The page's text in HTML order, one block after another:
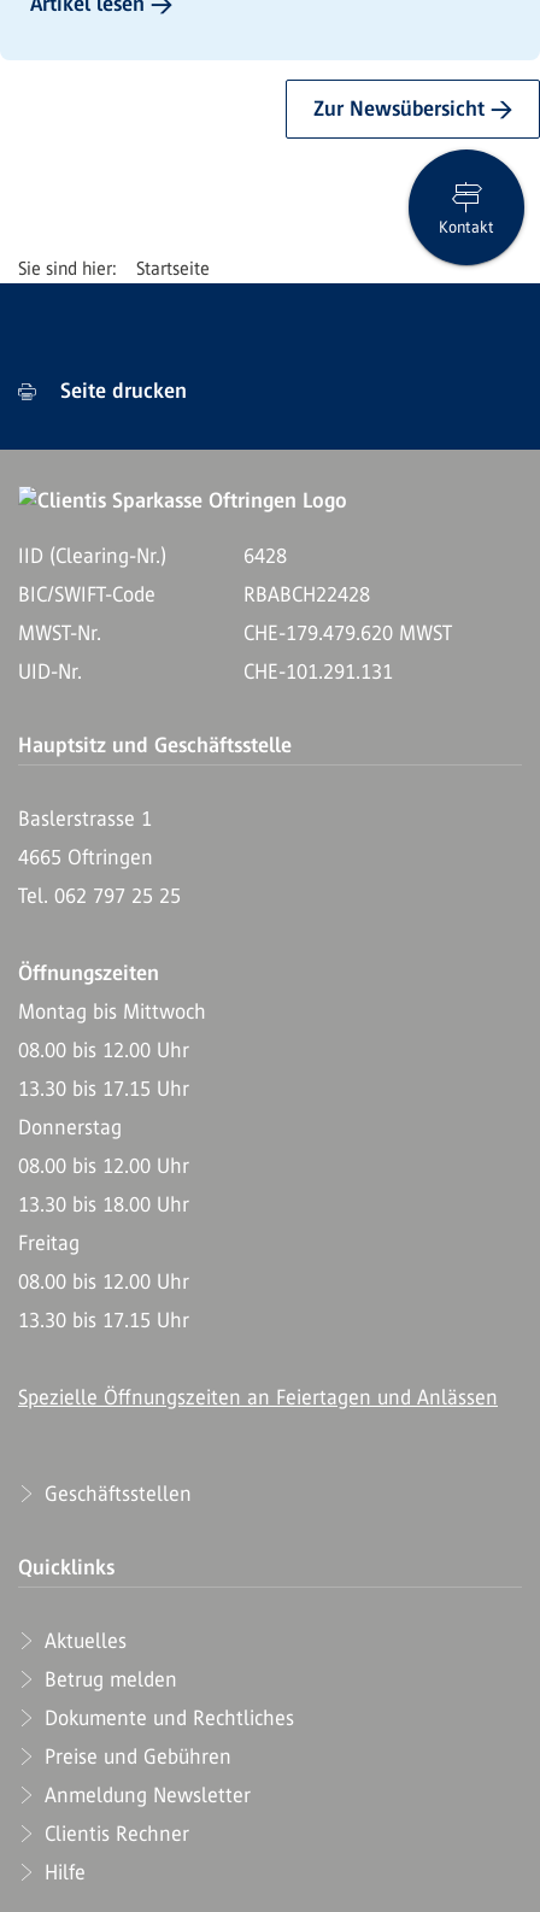
Zur Newsübersicht →
Startseite
Kontakt
Seite drucken
IID (Clearing-Nr.)
6428
BIC/SWIFT-Code
RBABCH22428
MWST-Nr.
CHE-179.479.620 MWST
UID-Nr.
CHE-101.291.131
Hauptsitz und Geschäftsstelle
Baslerstrasse 1
4665 Oftringen
Tel. 062 797 25 25
Öffnungszeiten
Montag bis Mittwoch
08.00 bis 12.00 Uhr
13.30 bis 17.15 Uhr
Donnerstag
08.00 bis 12.00 Uhr
13.30 bis 18.00 Uhr
Freitag
08.00 bis 12.00 Uhr
13.30 bis 17.15 Uhr
Spezielle Öffnungszeiten an Feiertagen und Anlässen
Geschäftsstellen
Quicklinks
Aktuelles
Betrug melden
Dokumente und Rechtliches
Preise und Gebühren
Anmeldung Newsletter
Clientis Rechner
Hilfe